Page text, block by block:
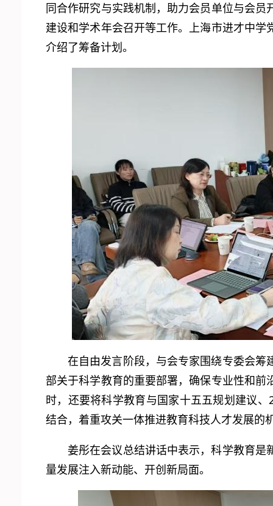
同合作研究与实践机制，助力会员单位与会
建设和学术年会召开等工作。上海市进才中
介绍了筹备计划。
在自由发言阶段，与会专家围绕专委会
部关于科学教育的重要部署，确保专业性和
时，还要将科学教育与国家十五五规划建议
结合，着重攻关一体推进教育科技人才发展的
姜彤在会议总结讲话中表示，科学教育
量发展注入新动能、开创新局面。